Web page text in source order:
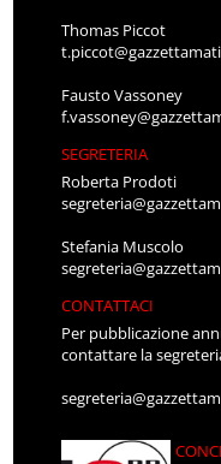
Thomas Piccot
Fausto Vassoney
SEGRETERIA
Roberta Prodoti
Stefania Muscolo
CONTATTACI
Per pubblicazione
contattare la